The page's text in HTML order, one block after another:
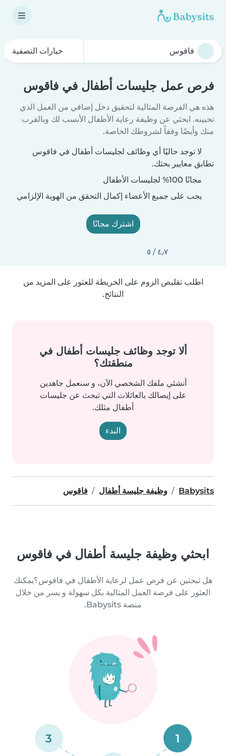
خيارات التصفية
فرص عمل جليسات أطفال في فاقوس
هذه هي الفرصة المثالية لتحقيق دخل إضافي من العمل الذي
تحبينه. ابحثي عن وظيفة رعاية الأطفال الأنسب لك وبالقرب
منك وأيضًا وفقاً لشروطك الخاصة.
لا توجد حاليًا أي وظائف لجليسات أطفال في فاقوس
تطابق معايير بحثك.
مجانًا 100% لجليسات الأطفال
يجب على جميع الأعضاء إكمال التحقق من الهوية الإلزامي
اشترك مجانًا
٤٫٧ / ٥
اطلب تقليص الزوم على الخريطة للعثور على المزيد من
النتائج.
ألا توجد وظائف جليسات أطفال في
منطقتك؟
أنشئي ملفك الشخصي الآن، و سنعمل جاهدين
على إيصالك بالعائلات التي تبحث عن جليسات
أطفال مثلك.
البدء
Babysits وظيفة جليسة أطفال فاقوس
ابحثي وظيفة جليسة أطفال في فاقوس
هل تبحثين عن فرص عمل لرعاية الأطفال في فاقوس؟يمكنك
العثور على فرصة العمل المثالية بكل سهولة و يسر من خلال
منصة Babysits.
1
3